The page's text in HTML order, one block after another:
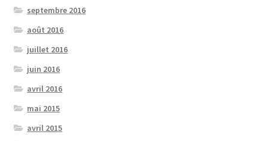
septembre 2016
août 2016
juillet 2016
juin 2016
avril 2016
mai 2015
avril 2015